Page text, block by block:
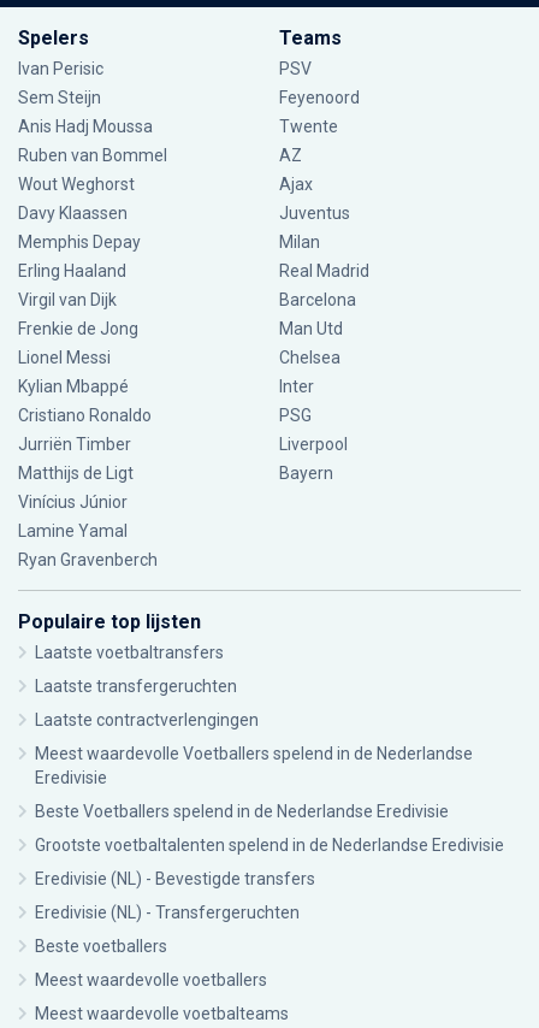
Spelers
Ivan Perisic
Sem Steijn
Anis Hadj Moussa
Ruben van Bommel
Wout Weghorst
Davy Klaassen
Memphis Depay
Erling Haaland
Virgil van Dijk
Frenkie de Jong
Lionel Messi
Kylian Mbappé
Cristiano Ronaldo
Jurriën Timber
Matthijs de Ligt
Vinícius Júnior
Lamine Yamal
Ryan Gravenberch
Teams
PSV
Feyenoord
Twente
AZ
Ajax
Juventus
Milan
Real Madrid
Barcelona
Man Utd
Chelsea
Inter
PSG
Liverpool
Bayern
Populaire top lijsten
Laatste voetbaltransfers
Laatste transfergeruchten
Laatste contractverlengingen
Meest waardevolle Voetballers spelend in de Nederlandse
Eredivisie
Beste Voetballers spelend in de Nederlandse Eredivisie
Grootste voetbaltalenten spelend in de Nederlandse Eredivisie
Eredivisie (NL) - Bevestigde transfers
Eredivisie (NL) - Transfergeruchten
Beste voetballers
Meest waardevolle voetballers
Meest waardevolle voetbalteams